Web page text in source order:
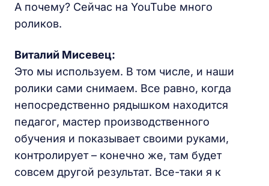
А почему? Сейчас на YouTube много
роликов.
Виталий Мисевец:
Это мы используем. В том числе, и наши
ролики сами снимаем. Все равно, когда
непосредственно рядышком находится
педагог, мастер производственного
обучения и показывает своими руками,
контролирует – конечно же, там будет
совсем другой результат. Все-таки я к